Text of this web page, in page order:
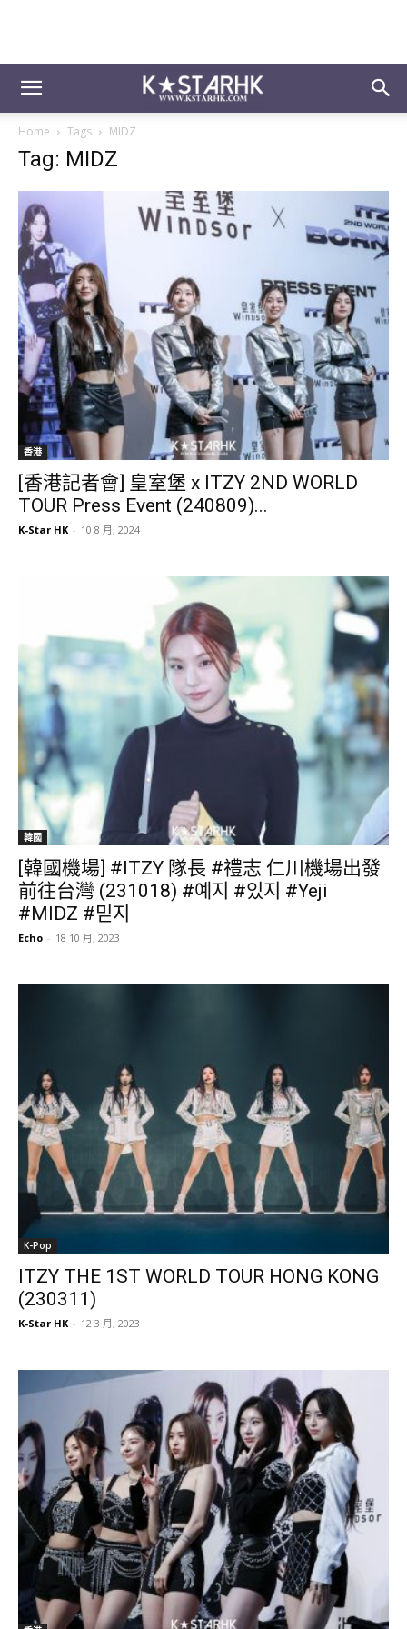
Home Tags MIDZ
Tag: MIDZ
香港
[香港記者會] 皇室堡 x ITZY 2ND WORLD
TOUR Press Event (240809)...
K-Star HK - 10 8 月, 2024
韓國
[韓國機場] #ITZY 隊長 #禮志 仁川機場出發
前往台灣 (231018) #예지 #있지 #Yeji
#MIDZ #믿지
Echo - 18 10 月, 2023
K-Pop
ITZY THE 1ST WORLD TOUR HONG KONG
(230311)
K-Star HK - 12 3 月, 2023